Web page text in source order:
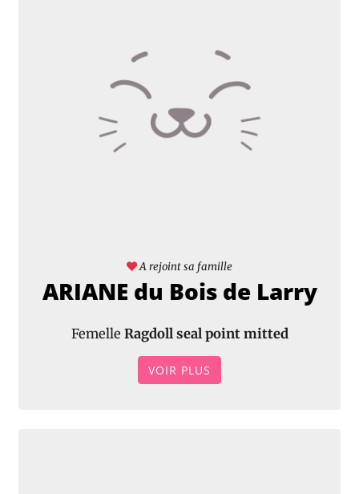
A rejoint sa famille
ARIANE du Bois de Larry
Femelle Ragdoll seal point mitted
VOIR PLUS